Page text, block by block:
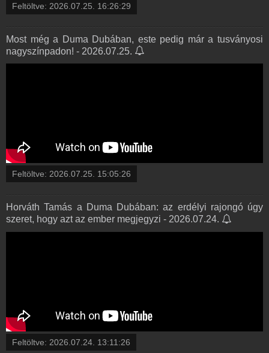
Feltöltve: 2026.07.25. 16:26:29
Most még a Duma Dubában, este pedig már a tusványosi
nagyszínpadon! - 2026.07.25.
Feltöltve: 2026.07.25. 15:05:26
Horváth Tamás a Duma Dubában: az erdélyi rajongó úgy
szeret, hogy azt az ember megjegyzi - 2026.07.24.
Feltöltve: 2026.07.24. 13:11:26